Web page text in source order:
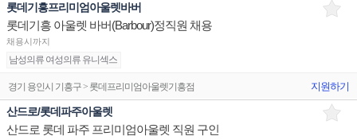
롯데기흥프리미엄아울렛바버
롯데기흥 아울렛 바버(Barbour)정직원 채용
채용시까지
남성의류 여성의류 유니섹스
경기 용인시 기흥구 > 롯데프리미엄아울렛기흥점 지원하기
산드로/롯데파주아울렛
산드로 롯데 파주 프리미엄아울렛 직원 구인